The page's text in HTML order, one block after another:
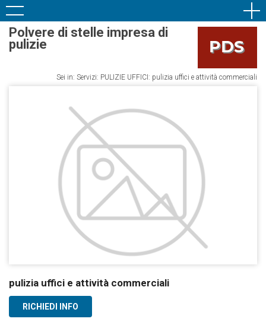
Polvere di stelle impresa di
pulizie
Sei in: Servizi: PULIZIE UFFICI: pulizia uffici e attività commerciali
pulizia uffici e attività commerciali
RICHIEDI INFO